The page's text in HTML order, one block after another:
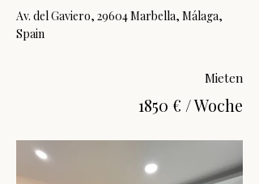
Av. del Gaviero, 29604 Marbella, Málaga,
Spain
Mieten
1850 € / Woche